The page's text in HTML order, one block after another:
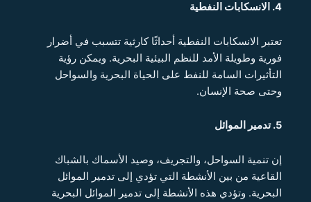
4. الانسكابات النفطية
تعتبر الانسكابات النفطية أحداثًا كارثية تتسبب في أضرار
فورية وطويلة الأمد للنظم البيئية البحرية. ويمكن رؤية
التأثيرات السامة للنفط على الحياة البحرية والسواحل
وحتى صحة الإنسان.
5. تدمير الموائل
إن تنمية السواحل، والتجريف، وصيد الأسماك بالشباك
القاعية من بين الأنشطة التي تؤدي إلى تدمير الموائل
البحرية. وتؤدي هذه الأنشطة إلى تدمير الموائل البحرية